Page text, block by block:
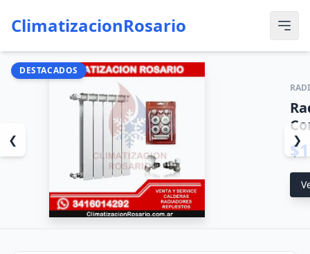
ClimatizacionRosario
DESTACADOS
Radiador-Peisa-
Completo
Ver Detalle
❮ ❯